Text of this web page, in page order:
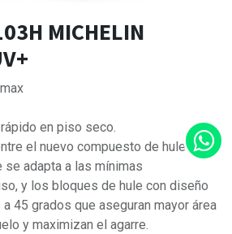
MICHELIN
en piso seco.
el nuevo compuesto de hule
se adapta a las mínimas
y los bloques de hule con diseño
45 grados que aseguran mayor área
y maximizan el agarre.